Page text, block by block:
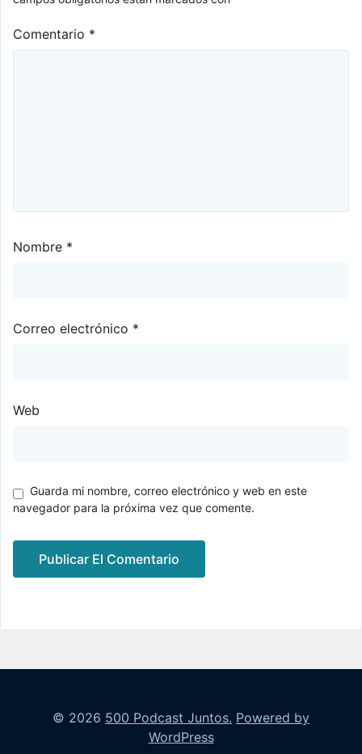
Comentario *
Nombre *
Correo electrónico *
Web
Guarda mi nombre, correo electrónico y web en este
navegador para la próxima vez que comente.
© 2026 500 Podcast Juntos. Powered by
WordPress